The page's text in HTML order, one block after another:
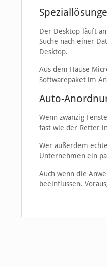
Der Desktop läuft
Suche nach einer
Desktop.
Aus dem Hause
Softwarepaket im
Auto-
Wenn zwanzig
fast wie der Retter
Wer außerdem
Unternehmen ein
Auch wenn die
beeinflussen.